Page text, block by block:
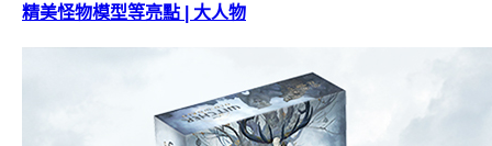
精美怪物模型等亮點 | 大人物